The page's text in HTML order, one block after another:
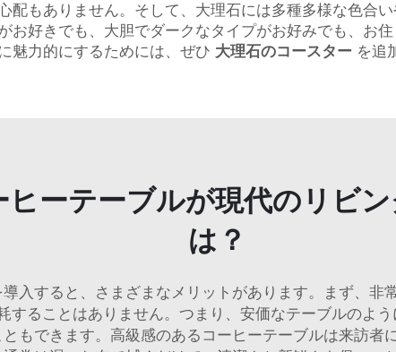
配もありません。そして、大理石には多種多様な色合
お好きでも、大胆でダークなタイプがお好みでも、お
魅力的にするためには、ぜひ 大理石のコースター を追
ーテーブルが現代のリビ
は？
入すると、さまざまなメリットがあります。まず、非
することはありません。つまり、安価なテーブルのよ
もできます。高級感のあるコーヒーテーブルは来訪者